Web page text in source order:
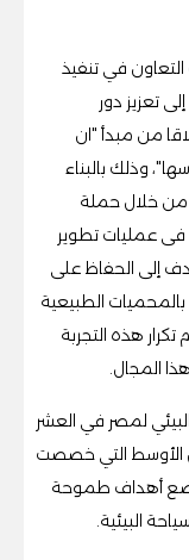
في تنفيذ
تعزيز دور
من مبدأ "ان
وذلك بالبناء
من خلال حملة
عمليات تطوير
إلى الحفاظ على
الطبيعية
هذه التجربة
المجال.
لمصر في العشر
الأوسط التي خصصت
أهداف طموحة
البيئية.